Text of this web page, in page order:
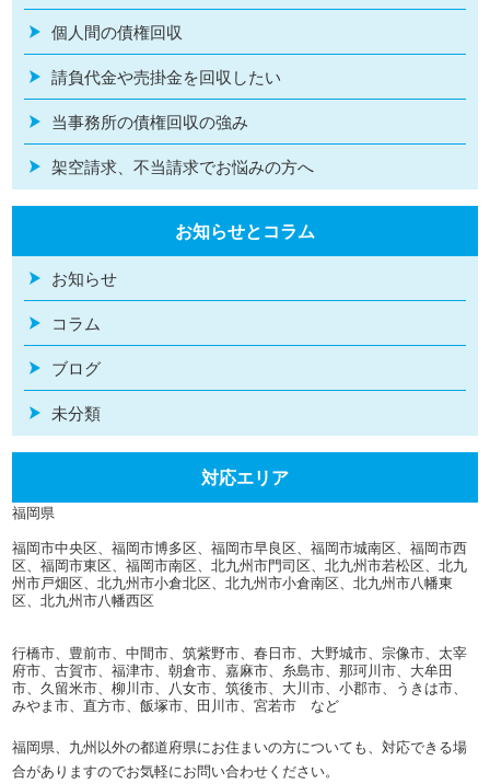
個人間の債権回収
請負代金や売掛金を回収したい
当事務所の債権回収の強み
架空請求、不当請求でお悩みの方へ
お知らせとコラム
お知らせ
コラム
ブログ
未分類
対応エリア
福岡県
福岡市中央区、福岡市博多区、福岡市早良区、福岡市城南区、福岡市西
区、福岡市東区、福岡市南区、北九州市門司区、北九州市若松区、北九
州市戸畑区、北九州市小倉北区、北九州市小倉南区、北九州市八幡東
区、北九州市八幡西区
行橋市、豊前市、中間市、筑紫野市、春日市、大野城市、宗像市、太宰
府市、古賀市、福津市、朝倉市、嘉麻市、糸島市、那珂川市、大牟田
市、久留米市、柳川市、八女市、筑後市、大川市、小郡市、うきは市、
みやま市、直方市、飯塚市、田川市、宮若市 など
福岡県、九州以外の都道府県にお住まいの方についても、対応できる場
合がありますのでお気軽にお問い合わせください。